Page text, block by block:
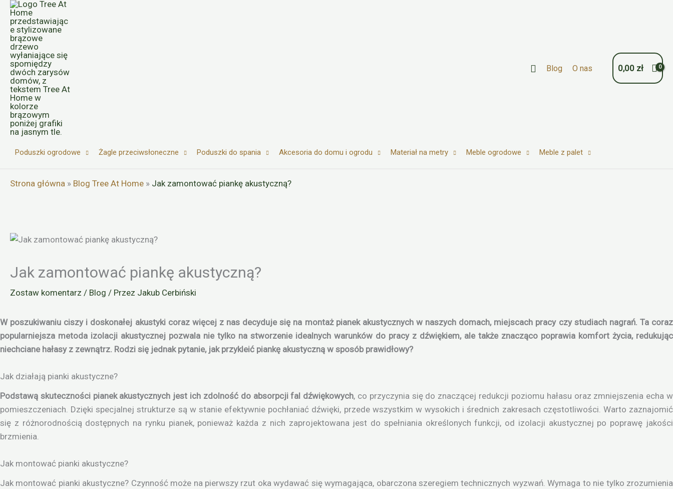
Przejdź
treści
Szukaj
Blog O nas 0,00 zł
Poduszki ogrodowe Żagle przeciwsłoneczne Poduszki do spania Akcesoria do domu i ogrodu Materiał na metry Meble ogrodowe Meble z palet
Strona główna » Blog Tree At Home » Jak zamontować piankę akustyczną?
Jak zamontować piankę akustyczną?
Zostaw komentarz / Blog / Przez Jakub Cerbiński
W poszukiwaniu ciszy i doskonałej akustyki coraz więcej z nas decyduje się na montaż pianek akustycznych w naszych domach, miejscach pracy czy studiach nagrań. Ta coraz
popularniejsza metoda izolacji akustycznej pozwala nie tylko na stworzenie idealnych warunków do pracy z dźwiękiem, ale także znacząco poprawia komfort życia, redukując
niechciane hałasy z zewnątrz. Rodzi się jednak pytanie, jak przykleić piankę akustyczną w sposób prawidłowy?
Jak działają pianki akustyczne?
Podstawą skuteczności pianek akustycznych jest ich zdolność do absorpcji fal dźwiękowych, co przyczynia się do znaczącej redukcji poziomu hałasu oraz zmniejszenia echa w
pomieszczeniach. Dzięki specjalnej strukturze są w stanie efektywnie pochłaniać dźwięki, przede wszystkim w wysokich i średnich zakresach częstotliwości. Warto zaznajomić
się z różnorodnością dostępnych na rynku pianek, ponieważ każda z nich zaprojektowana jest do spełniania określonych funkcji, od izolacji akustycznej po poprawę jakości
brzmienia.
Jak montować pianki akustyczne?
Jak montować pianki akustyczne? Czynność może na pierwszy rzut oka wydawać się wymagająca, obarczona szeregiem technicznych wyzwań. Wymaga to nie tylko zrozumienia